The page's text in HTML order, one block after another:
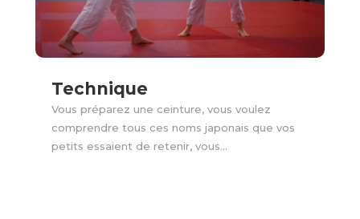
Technique
Vous préparez une ceinture, vous voulez
comprendre tous ces noms japonais que vos
petits essaient de retenir, vous...